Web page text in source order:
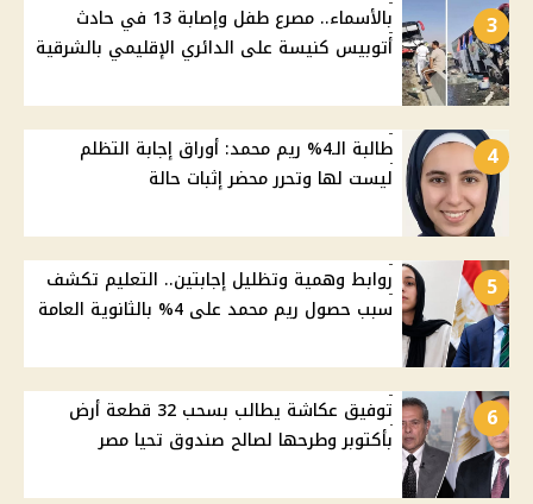
3
بالأسماء.. مصرع طفل وإصابة 13 في حادث
أتوبيس كنيسة على الدائري الإقليمي بالشرقية
4
طالبة الـ4% ريم محمد: أوراق إجابة التظلم
ليست لها وتحرر محضر إثبات حالة
5
روابط وهمية وتظليل إجابتين.. التعليم تكشف
سبب حصول ريم محمد على 4% بالثانوية العامة
6
توفيق عكاشة يطالب بسحب 32 قطعة أرض
بأكتوبر وطرحها لصالح صندوق تحيا مصر